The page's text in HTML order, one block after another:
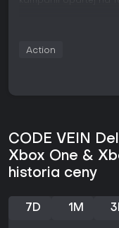
odpowiedniego
podstawę rozwoju i
działa jak szablon
Darów, a gracz
innych Kodów,
Eksploracja
tworzących większą
Action
CODE VEIN
Xbox One &
historia ceny
7D 1M